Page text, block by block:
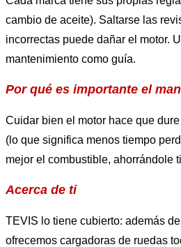
cambio de aceite). Saltarse las
incorrectas puede dañar el motor.
mantenimiento como guía.
Por qué es importante el
Cuidar bien el motor hace que
(lo que significa menos tiempo
mejor el combustible, ahorrándole
Acerca de ti
TEVIS lo tiene cubierto: además
ofrecemos cargadoras de ruedas